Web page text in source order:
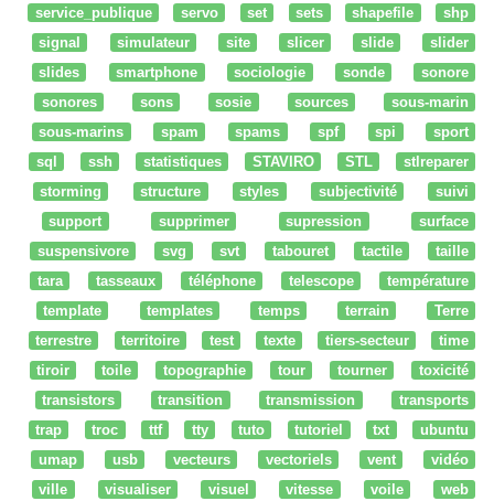
service_publique
servo set sets shapefile
shp
signal
simulateur site slicer slide
slider
slides
smartphone sociologie sonde
sonore
sonores
sons sosie sources
sous-marin
sous-marins
spam spams spf spi
sport
sql
ssh statistiques STAVIRO STL
stlreparer
storming
structure styles subjectivité
suivi
support
supprimer supression
surface
suspensivore
svg svt tabouret tactile
taille
tara
tasseaux téléphone telescope
température
template
templates temps terrain
Terre
terrestre
territoire test texte tiers-secteur
time
tiroir
toile topographie tour tourner
toxicité
transistors
transition transmission
transports
trap
troc ttf tty tuto tutoriel txt
ubuntu
umap
usb vecteurs vectoriels vent
vidéo
ville
visualiser visuel vitesse voile
web